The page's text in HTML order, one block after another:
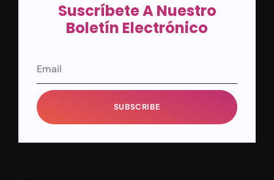
Suscríbete A Nuestro
Boletín Electrónico
SUBSCRIBE